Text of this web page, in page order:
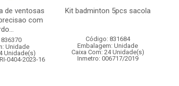
de ventosas
com
Unidade
Unidade(s)
0404-2023-16
Kit badminton 5pcs sacola
Código: 831684
Embalagem: Unidade
Caixa Com: 24 Unidade(s)
Inmetro: 006717/2019